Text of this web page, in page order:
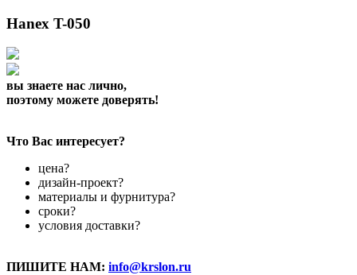
Hanex T-050
вы знаете нас лично,
поэтому можете доверять!
Что Вас интересует?
цена?
дизайн-проект?
материалы и фурнитура?
сроки?
условия доставки?
ПИШИТЕ НАМ: info@krslon.ru